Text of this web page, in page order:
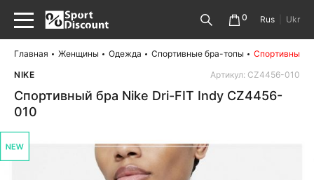
0 Rus Ukr
Главная Женщины Одежда Спортивные бра-топы
Спортивный
NIKE
Артикул: CZ4456-010
Спортивный бра Nike Dri-FIT Indy CZ4456-
010